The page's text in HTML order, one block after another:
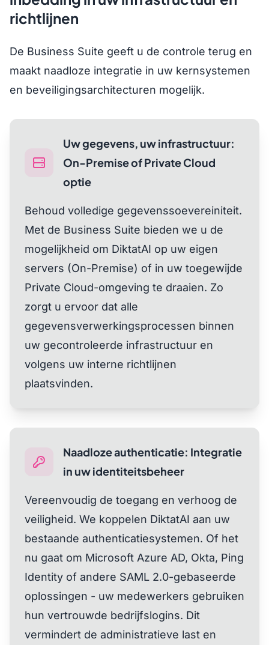
richtlijnen
De Business Suite geeft u de controle terug en
maakt naadloze integratie in uw kernsystemen
en beveiligingsarchitecturen mogelijk.
Uw gegevens, uw infrastructuur:
On-Premise of Private Cloud
optie
Behoud volledige gegevenssoevereiniteit.
Met de Business Suite bieden we u de
mogelijkheid om DiktatAI op uw eigen
servers (On-Premise) of in uw toegewijde
Private Cloud-omgeving te draaien. Zo
zorgt u ervoor dat alle
gegevensverwerkingsprocessen binnen
uw gecontroleerde infrastructuur en
volgens uw interne richtlijnen
plaatsvinden.
Naadloze authenticatie: Integratie
in uw identiteitsbeheer
Vereenvoudig de toegang en verhoog de
veiligheid. We koppelen DiktatAI aan uw
bestaande authenticatiesystemen. Of het
nu gaat om Microsoft Azure AD, Okta, Ping
Identity of andere SAML 2.0-gebaseerde
oplossingen - uw medewerkers gebruiken
hun vertrouwde bedrijfslogins. Dit
vermindert de administratieve last en